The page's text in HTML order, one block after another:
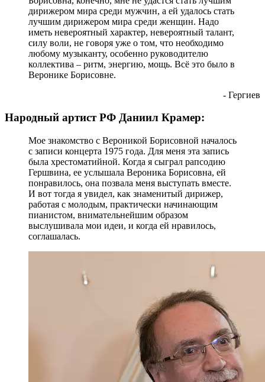
дирижером мира среди мужчин, а ей удалось стать
лучшим дирижером мира среди женщин. Надо
иметь невероятный характер, невероятный талант,
силу воли, не говоря уже о том, что необходимо
любому музыканту, особенно руководителю
коллектива – ритм, энергию, мощь. Всё это было в
Веронике Борисовне.
- Гергиев
Народный артист РФ Даниил Крамер:
Мое знакомство с Вероникой Борисовной началось
с записи концерта 1975 года. Для меня эта запись
была хрестоматийной. Когда я сыграл рапсодию
Гершвина, ее услышала Вероника Борисовна, ей
понравилось, она позвала меня выступать вместе.
И вот тогда я увидел, как знаменитый дирижер,
работая с молодым, практически начинающим
пианистом, внимательнейшим образом
выслушивала мои идеи, и когда ей нравилось,
соглашалась.